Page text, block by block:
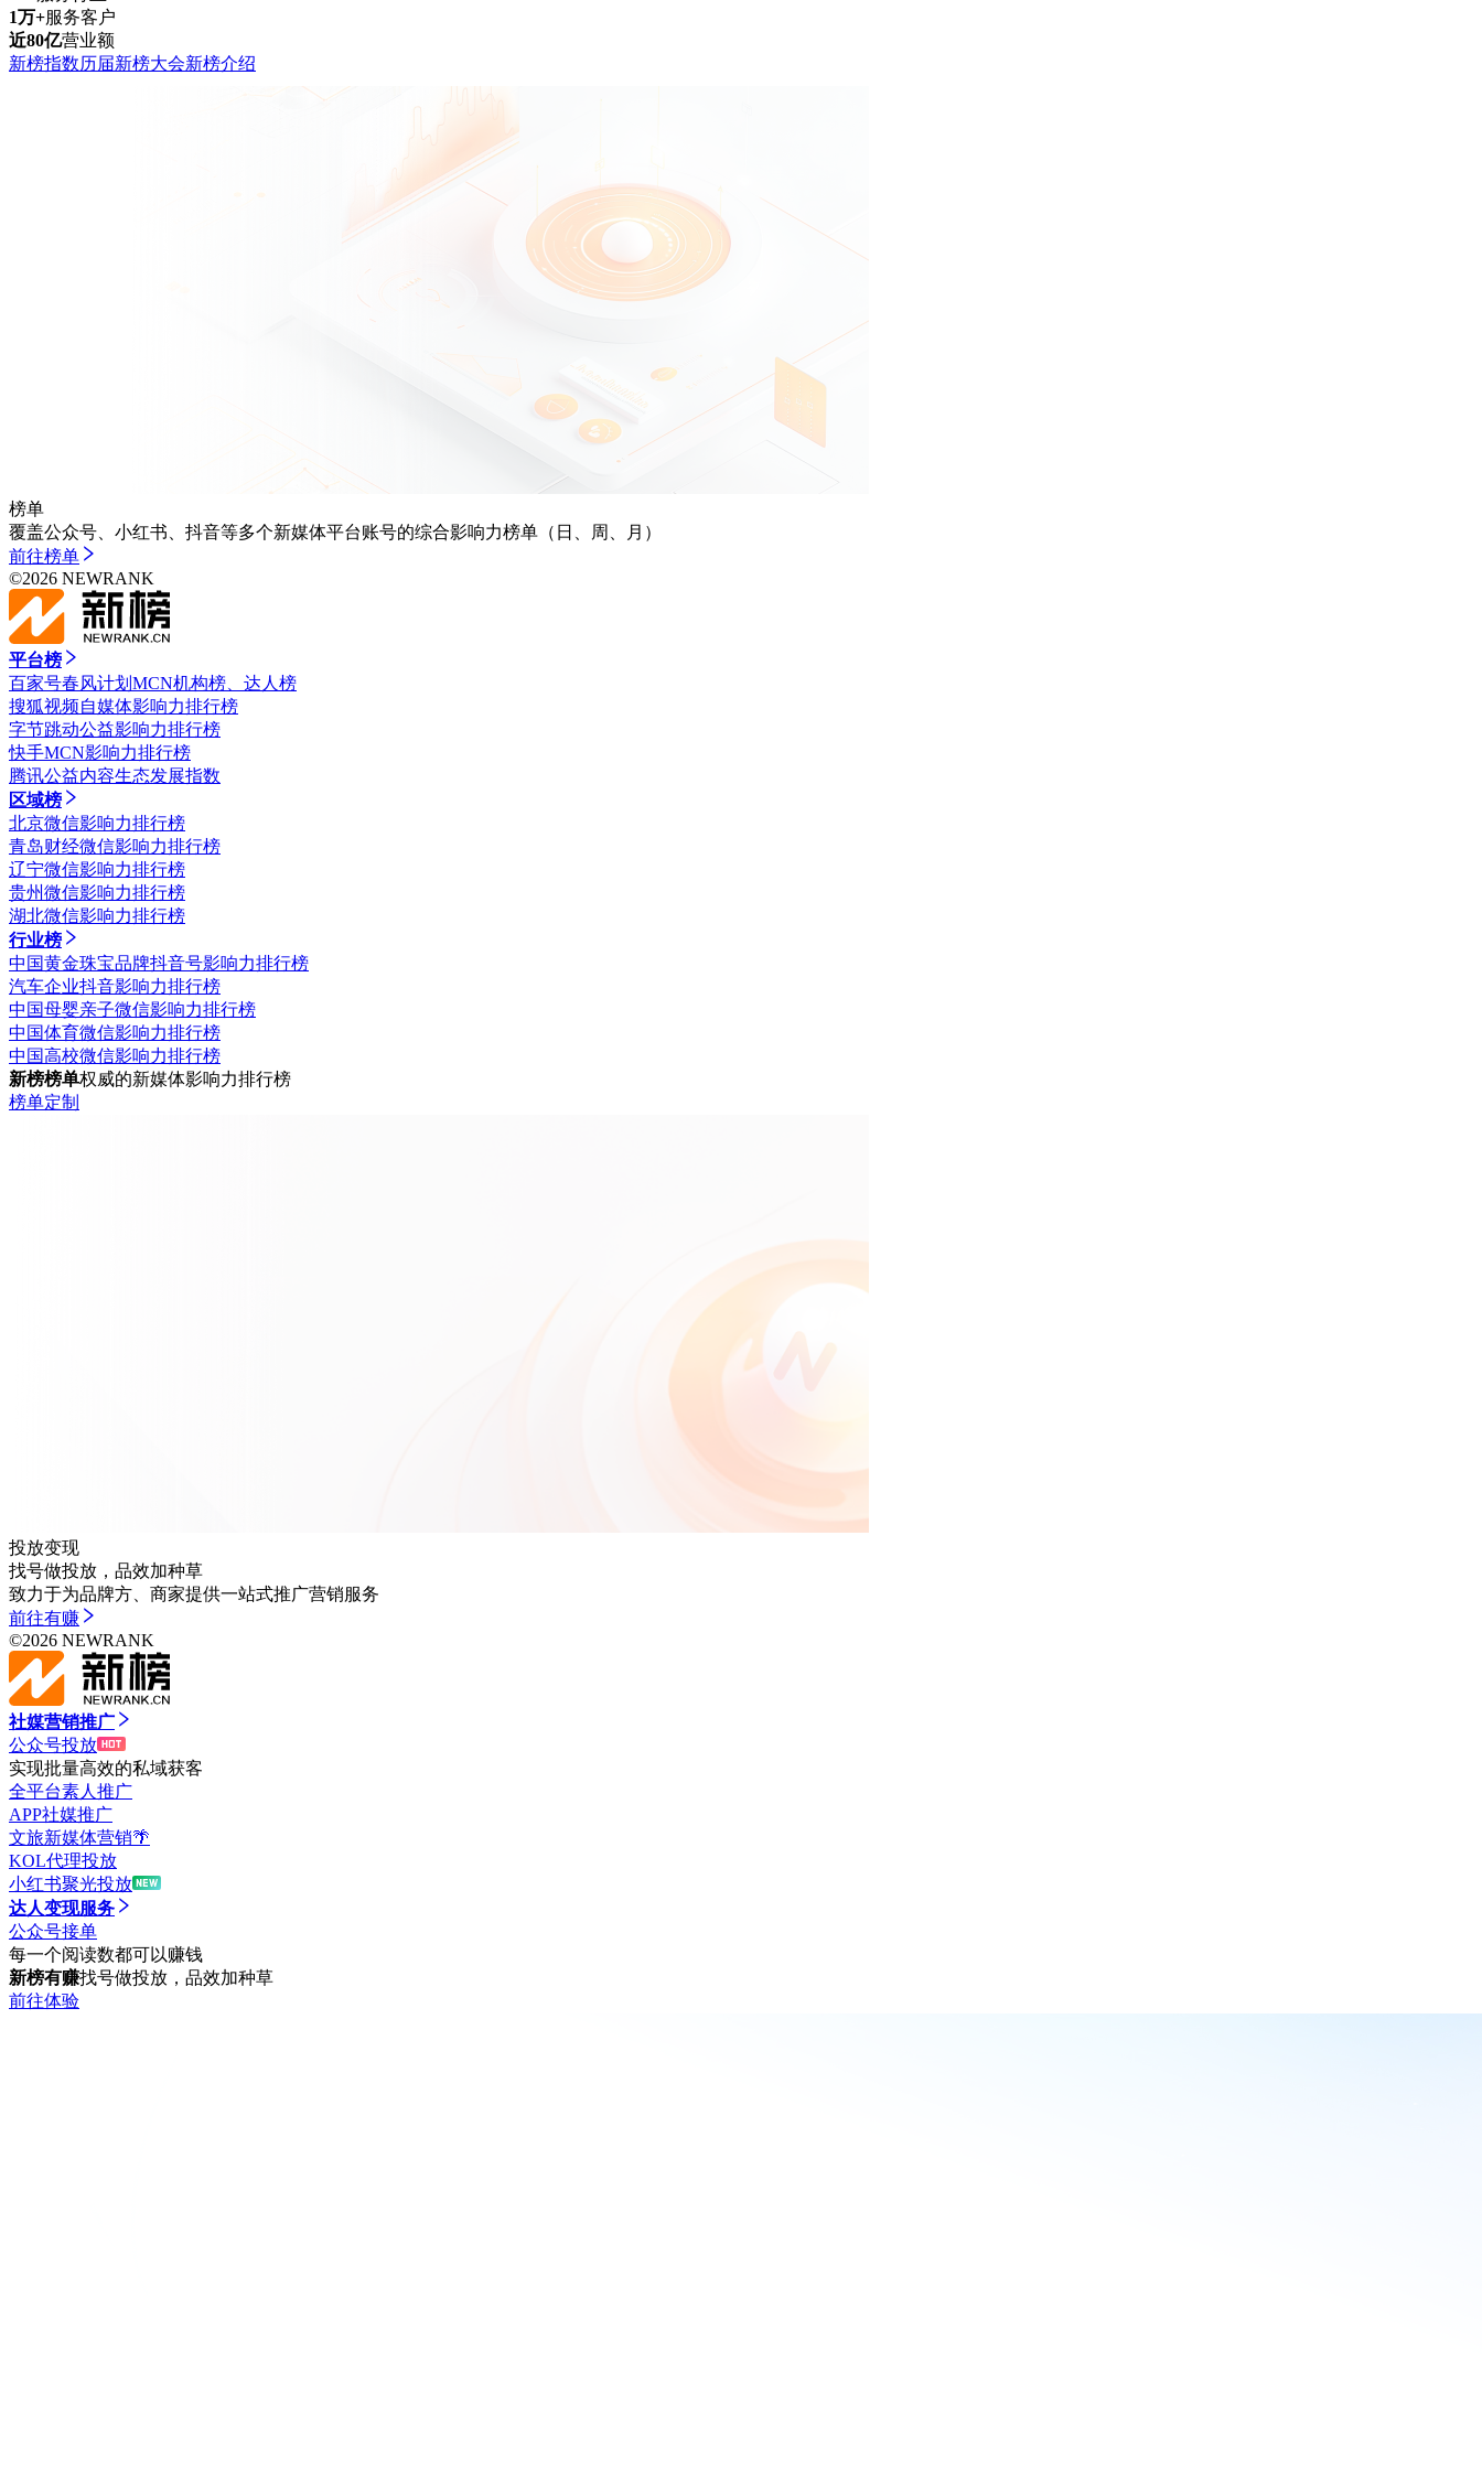
1万+服务客户
近80亿营业额
新榜指数历届新榜大会新榜介绍
榜单
覆盖公众号、小红书、抖音等多个新媒体平台账号的综合影响力榜单（日、周、月）
前往榜单
©2026 NEWRANK
平台榜
百家号春风计划MCN机构榜、达人榜
搜狐视频自媒体影响力排行榜
字节跳动公益影响力排行榜
快手MCN影响力排行榜
腾讯公益内容生态发展指数
区域榜
北京微信影响力排行榜
青岛财经微信影响力排行榜
辽宁微信影响力排行榜
贵州微信影响力排行榜
湖北微信影响力排行榜
行业榜
中国黄金珠宝品牌抖音号影响力排行榜
汽车企业抖音影响力排行榜
中国母婴亲子微信影响力排行榜
中国体育微信影响力排行榜
中国高校微信影响力排行榜
新榜榜单权威的新媒体影响力排行榜
榜单定制
投放变现
找号做投放，品效加种草
致力于为品牌方、商家提供一站式推广营销服务
前往有赚
©2026 NEWRANK
社媒营销推广
公众号投放
实现批量高效的私域获客
全平台素人推广
APP社媒推广
文旅新媒体营销🌴
KOL代理投放
小红书聚光投放
达人变现服务
公众号接单
每一个阅读数都可以赚钱
新榜有赚找号做投放，品效加种草
前往体验